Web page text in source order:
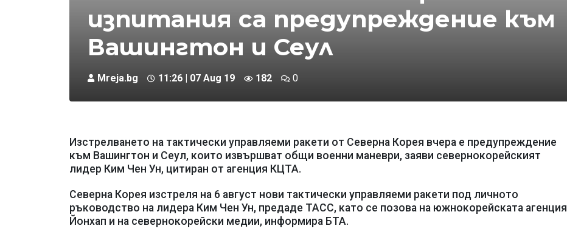
изпитания са предупреждение към
Вашингтон и Сеул
Mreja.bg 11:26 | 07 Aug 19 182 0
Изстрелването на тактически управляеми ракети от Северна Корея вчера е предупреждение
към Вашингтон и Сеул, които извършват общи военни маневри, заяви севернокорейският
лидер Ким Чен Ун, цитиран от агенция КЦТА.
Северна Корея изстреля на 6 август нови тактически управляеми ракети под личното
ръководство на лидера Ким Чен Ун, предаде ТАСС, като се позова на южнокорейската агенция
Йонхап и на севернокорейски медии, информира БТА.